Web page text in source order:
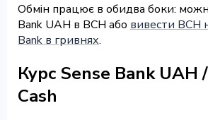
Обмін працює в обидва боки:
Bank UAH в BCH або вивести BCH
Bank в гривнях.
Курс Sense Bank UAH
Cash